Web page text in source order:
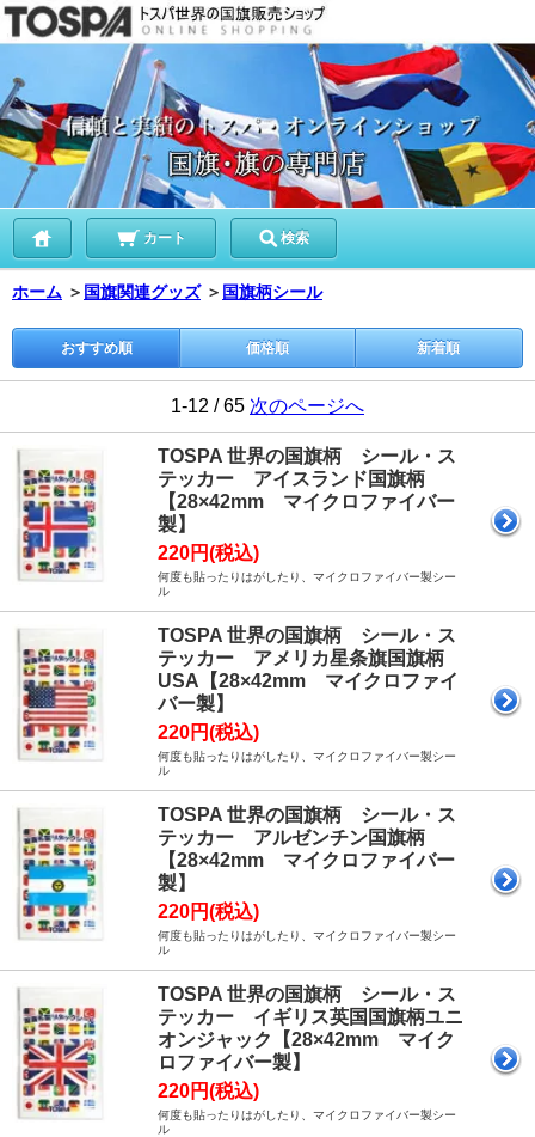
カート 検索
ホーム ＞ 国旗関連グッズ ＞ 国旗柄シール
おすすめ順 価格順 新着順
1-12 / 65 次のページへ
TOSPA 世界の国旗柄 シール・ス
テッカー アイスランド国旗柄
【28×42mm マイクロファイバー
製】
220円(税込)
何度も貼ったりはがしたり、マイクロファイバー製シー
ル
TOSPA 世界の国旗柄 シール・ス
テッカー アメリカ星条旗国旗柄
USA【28×42mm マイクロファイ
バー製】
220円(税込)
何度も貼ったりはがしたり、マイクロファイバー製シー
ル
TOSPA 世界の国旗柄 シール・ス
テッカー アルゼンチン国旗柄
【28×42mm マイクロファイバー
製】
220円(税込)
何度も貼ったりはがしたり、マイクロファイバー製シー
ル
TOSPA 世界の国旗柄 シール・ス
テッカー イギリス英国国旗柄ユニ
オンジャック【28×42mm マイク
ロファイバー製】
220円(税込)
何度も貼ったりはがしたり、マイクロファイバー製シー
ル